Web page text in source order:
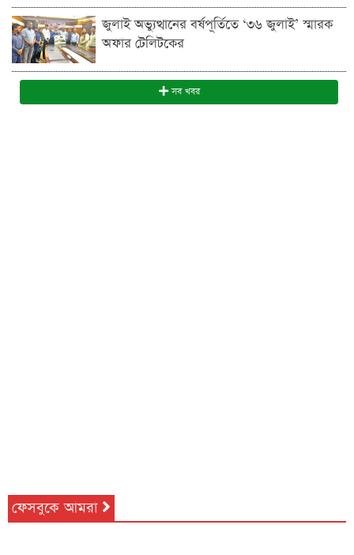
জুলাই অভ্যুত্থানের বর্ষপূর্তিতে ‘৩৬ জুলাই’ স্মারক
অফার টেলিটকের
সব খবর
ফেসবুকে আমরা